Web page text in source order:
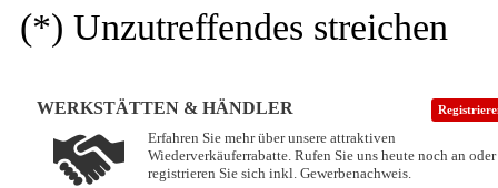
(*) Unzutreffendes streichen
WERKSTÄTTEN & HÄNDLER
Erfahren Sie mehr über unsere attraktiven
Wiederverkäuferrabatte. Rufen Sie uns heute noch an oder
registrieren Sie sich inkl. Gewerbenachweis.